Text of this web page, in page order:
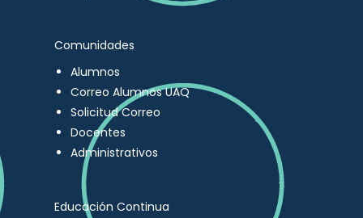
Comunidades
Alumnos
Correo Alumnos UAQ
Solicitud Correo
Docentes
Administrativos
Educación Continua